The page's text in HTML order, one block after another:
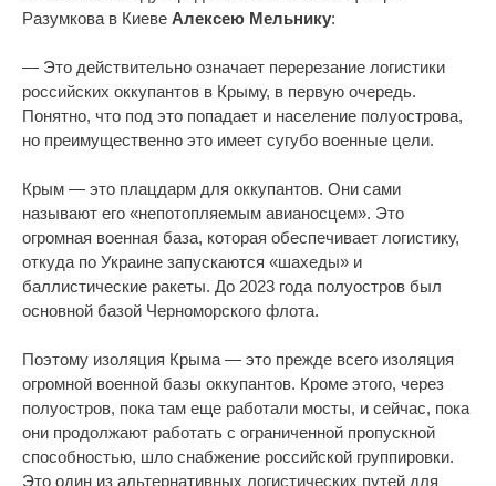
Разумкова в Киеве Алексею Мельнику:
— Это действительно означает перерезание логистики
российских оккупантов в Крыму, в первую очередь.
Понятно, что под это попадает и население полуострова,
но преимущественно это имеет сугубо военные цели.
Крым — это плацдарм для оккупантов. Они сами
называют его «непотопляемым авианосцем». Это
огромная военная база, которая обеспечивает логистику,
откуда по Украине запускаются «шахеды» и
баллистические ракеты. До 2023 года полуостров был
основной базой Черноморского флота.
Поэтому изоляция Крыма — это прежде всего изоляция
огромной военной базы оккупантов. Кроме этого, через
полуостров, пока там еще работали мосты, и сейчас, пока
они продолжают работать с ограниченной пропускной
способностью, шло снабжение российской группировки.
Это один из альтернативных логистических путей для